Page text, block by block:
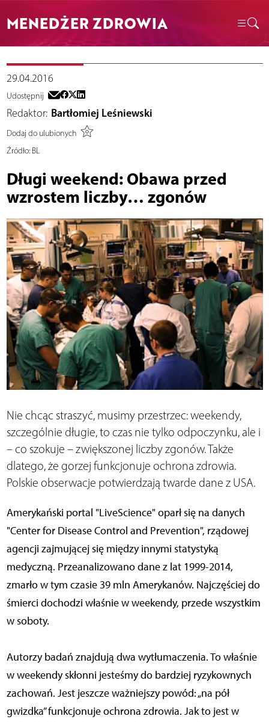
MENEDŻER ZDROWIA
29.04.2016
Udostępnij
Redaktor: Bartłomiej Leśniewski
Dodaj do ulubionych
Źródło:BL
Długi weekend: Obawa przed
wzrostem liczby… zgonów
Nie chcąc straszyć, musimy przestrzec: weekendy,
szczególnie długie, to czas nie tylko odpoczynku, ale i
– co szokuje – zwiększonej liczby zgonów. Także
dlatego, że gorzej funkcjonuje ochrona zdrowia.
Polskie obserwacje potwierdzają twarde dane z USA.
Amerykański portal "LiveScience" oparł się na danych
"Center for Disease Control and Prevention", rządowej
agencji zajmującej się między innymi statystyką
medyczną. Przeanalizowano dane z lat 1999-2014,
zmarło w tym czasie 39 mln Amerykanów. Najczęściej do
śmierci dochodzi właśnie w weekendy, przede wszystkim
w soboty.
Autorzy badań znajdują dwa wytłumaczenia. To właśnie
w weekendy skłonni jesteśmy do bardziej ryzykownych
zachowań. Jest jeszcze ważniejszy powód: „na pół
gwizdka” funkcjonuje ochrona zdrowia. Jak to jest w